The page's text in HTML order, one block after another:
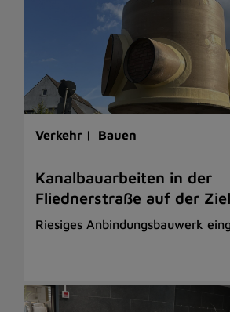
Verkehr | Bauen
Kanalbauarbeiten in der
Fliednerstraße auf der
Riesiges Anbindungsbauwerk